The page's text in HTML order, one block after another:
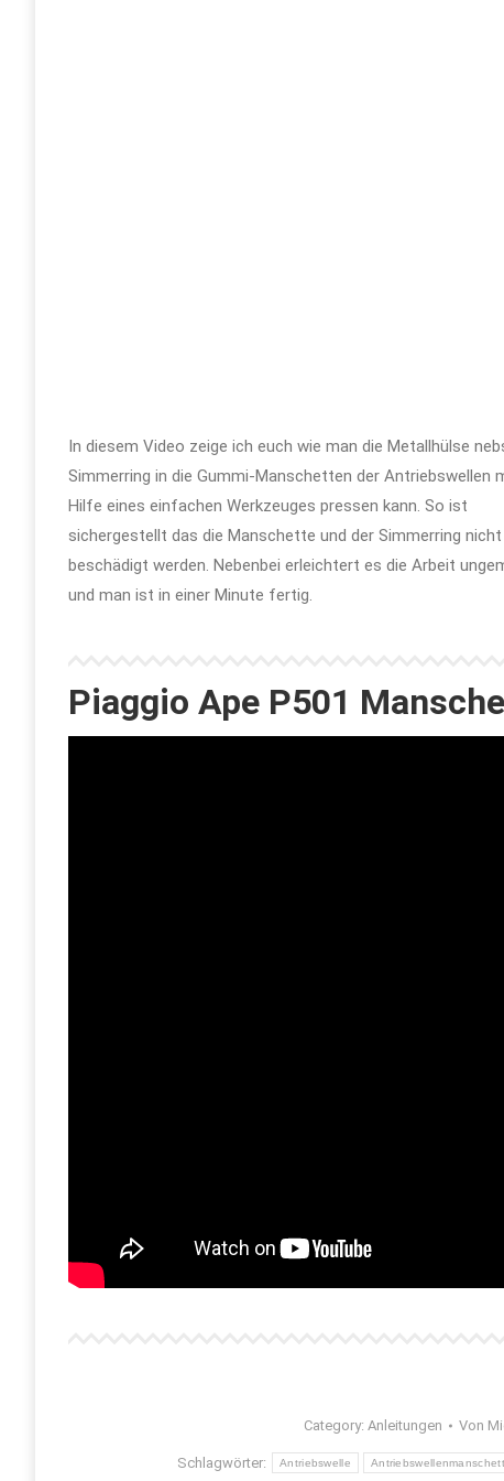
In diesem Video zeige ich euch wie man die Metallhülse
Simmerring in die Gummi-Manschetten der Antriebswellen
Hilfe eines einfachen Werkzeuges pressen kann. So ist
sichergestellt das die Manschette und der Simmerring nicht
beschädigt werden. Nebenbei erleichtert es die Arbeit
und man ist in einer Minute fertig.
Piaggio Ape P501
Category: Anleitungen Von
Schlagwörter: Antriebswelle